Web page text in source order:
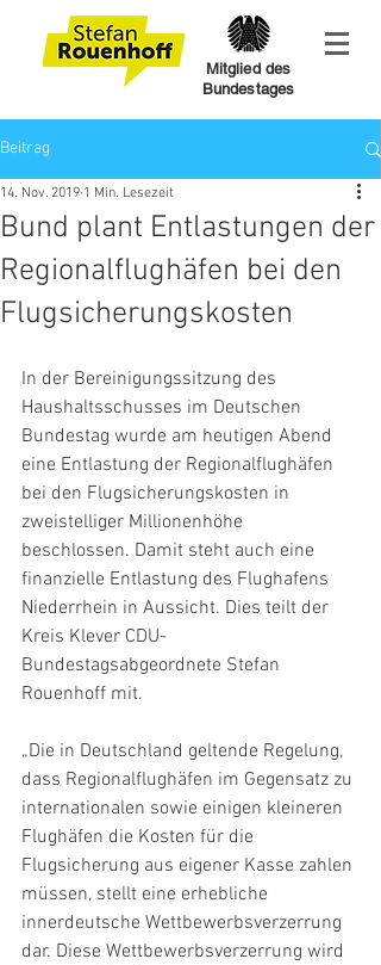
Mitglied des
Bundestages
Beitrag
Bund plant Entlastungen der
Regionalflughäfen bei den
Flugsicherungskosten
14. Nov. 2019 1 Min. Lesezeit
In der Bereinigungssitzung des
Haushaltsschusses im Deutschen
Bundestag wurde am heutigen Abend
eine Entlastung der Regionalflughäfen
bei den Flugsicherungskosten in
zweistelliger Millionenhöhe
beschlossen. Damit steht auch eine
finanzielle Entlastung des Flughafens
Niederrhein in Aussicht. Dies teilt der
Kreis Klever CDU-
Bundestagsabgeordnete Stefan
Rouenhoff mit.
„Die in Deutschland geltende Regelung,
dass Regionalflughäfen im Gegensatz zu
internationalen sowie einigen kleineren
Flughäfen die Kosten für die
Flugsicherung aus eigener Kasse zahlen
müssen, stellt eine erhebliche
innerdeutsche Wettbewerbsverzerrung
dar. Diese Wettbewerbsverzerrung wird